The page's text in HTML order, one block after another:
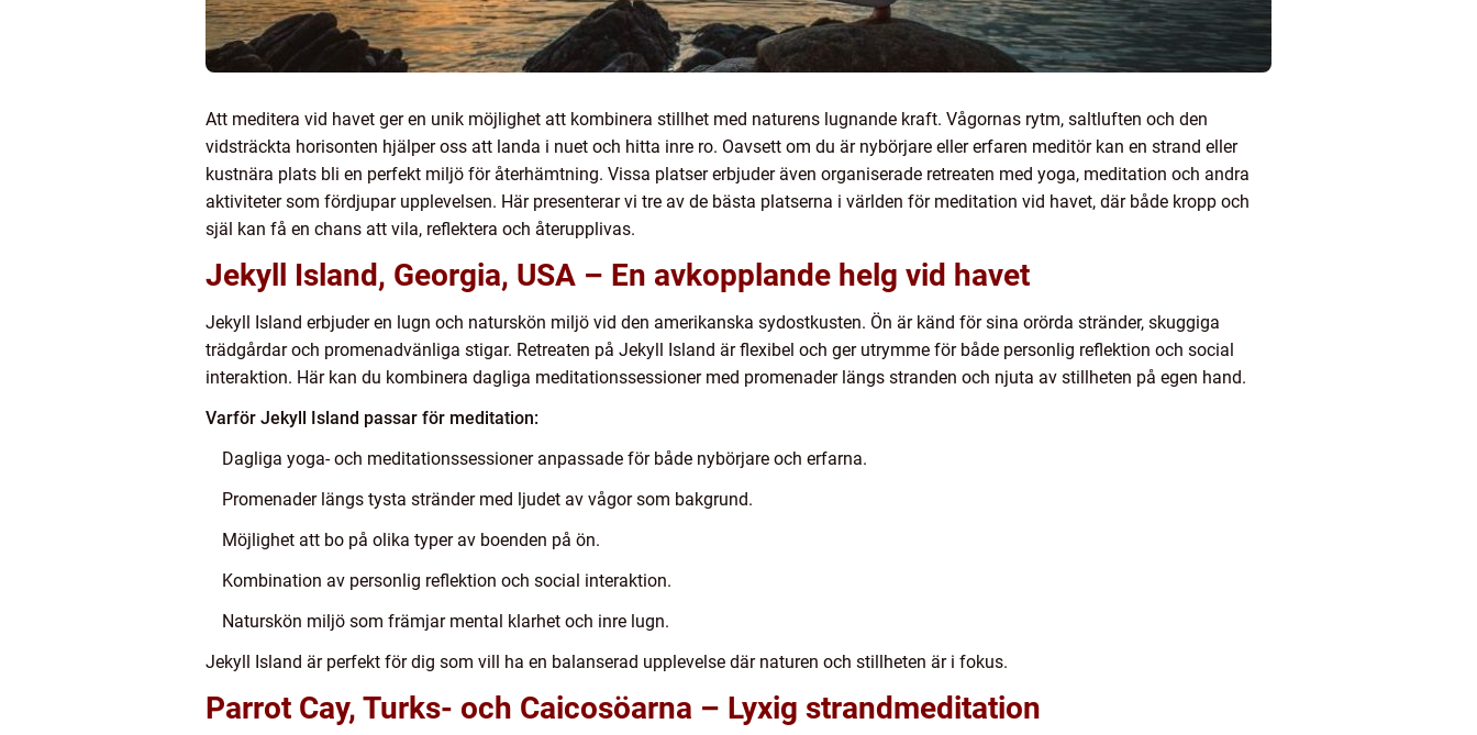
Att meditera vid havet ger en unik möjlighet att kombinera stillhet med naturens lugnande kraft. Vågornas rytm, saltluften och den
vidsträckta horisonten hjälper oss att landa i nuet och hitta inre ro. Oavsett om du är nybörjare eller erfaren meditör kan en strand eller
kustnära plats bli en perfekt miljö för återhämtning. Vissa platser erbjuder även organiserade retreaten med yoga, meditation och andra
aktiviteter som fördjupar upplevelsen. Här presenterar vi tre av de bästa platserna i världen för meditation vid havet, där både kropp och
själ kan få en chans att vila, reflektera och återupplivas.
Jekyll Island, Georgia, USA – En avkopplande helg vid havet
Jekyll Island erbjuder en lugn och naturskön miljö vid den amerikanska sydostkusten. Ön är känd för sina orörda stränder, skuggiga
trädgårdar och promenadvänliga stigar. Retreaten på Jekyll Island är flexibel och ger utrymme för både personlig reflektion och social
interaktion. Här kan du kombinera dagliga meditationssessioner med promenader längs stranden och njuta av stillheten på egen hand.
Varför Jekyll Island passar för meditation:
Dagliga yoga- och meditationssessioner anpassade för både nybörjare och erfarna.
Promenader längs tysta stränder med ljudet av vågor som bakgrund.
Möjlighet att bo på olika typer av boenden på ön.
Kombination av personlig reflektion och social interaktion.
Naturskön miljö som främjar mental klarhet och inre lugn.
Jekyll Island är perfekt för dig som vill ha en balanserad upplevelse där naturen och stillheten är i fokus.
Parrot Cay, Turks- och Caicosöarna – Lyxig strandmeditation